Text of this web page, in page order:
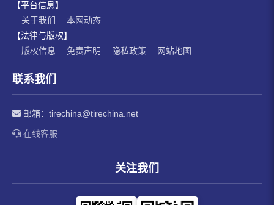
【平台信息】
关于我们
本网动态
【法律与版权】
版权信息
免责声明 隐私政策 网站地图
联系我们
邮箱： tirechina@tirechina.net
在线客服
关注我们